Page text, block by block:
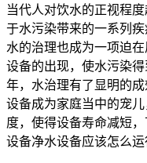
当代人对饮水的正视程
于水污染带来的一系列
水的治理也成为一项迫
设备的出现，使水污染
年，水治理有了显明的
设备成为家庭当中的宠
度，使得设备寿命减短
设备净水设备应该怎么运